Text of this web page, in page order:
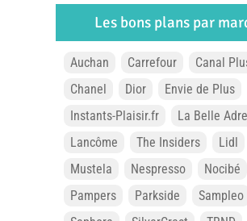
Les bons plans par
Auchan Carrefour
Canal
Chanel
Dior
Envie de Plus
Instants-Plaisir.fr
La Belle
Lancôme
The Insiders
Lidl
Mustela
Nespresso
Nocibé
Pampers
Parkside
Sampleo